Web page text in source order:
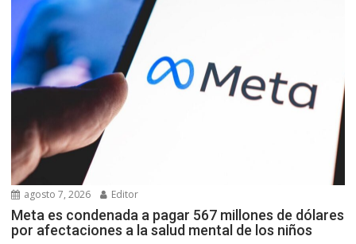
agosto 7, 2026 Editor
Meta es condenada a pagar 567 millones de dólares
por afectaciones a la salud mental de los niños